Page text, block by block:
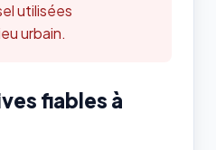
utilisées
urbain.
fiables à